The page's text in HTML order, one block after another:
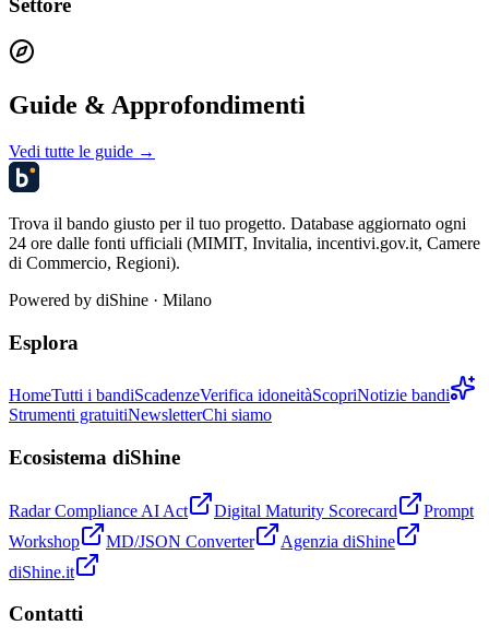
Settore
Guide & Approfondimenti
Vedi tutte le guide →
Trova il bando giusto per il tuo progetto. Database aggiornato ogni
24 ore dalle fonti ufficiali (MIMIT, Invitalia, incentivi.gov.it, Camere
di Commercio, Regioni).
Powered by diShine · Milano
Esplora
HomeTutti i bandiScadenzeVerifica idoneitàScopriNotizie bandi
Strumenti gratuitiNewsletterChi siamo
Ecosistema diShine
Radar Compliance AI Act Digital Maturity Scorecard
Prompt
Workshop
MD/JSON Converter
Agenzia diShine
diShine.it
Contatti